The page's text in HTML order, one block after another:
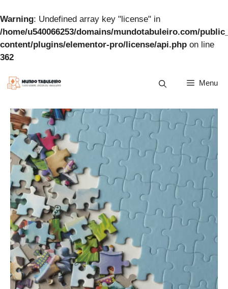
Warning: Undefined array key "license" in
/home/u540066253/domains/mundotabuleiro.com/
content/plugins/elementor-pro/license/api.php on line
362
para
conteúdo
Menu